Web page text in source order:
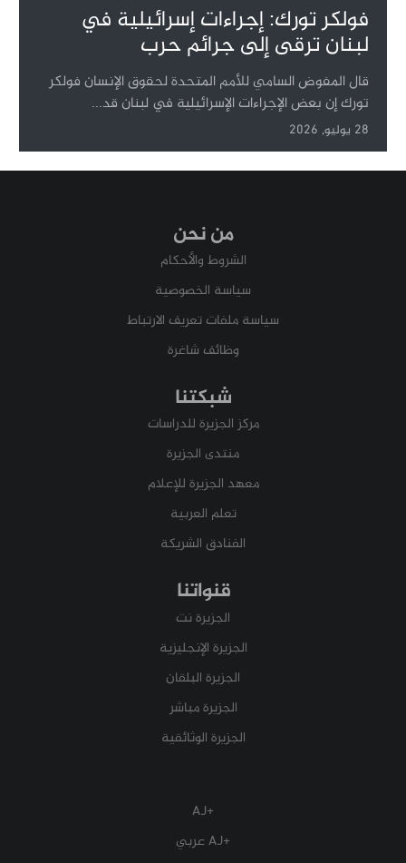
فولكر تورك: إجراءات إسرائيلية في
لبنان ترقى إلى جرائم حرب
قال المفوض السامي للأمم المتحدة لحقوق الإنسان فولكر
تورك إن بعض الإجراءات الإسرائيلية في لبنان قد...
28 يوليو, 2026
من نحن
الشروط والأحكام
سياسة الخصوصية
سياسة ملفات تعريف الارتباط
وظائف شاغرة
شبكتنا
مركز الجزيرة للدراسات
منتدى الجزيرة
معهد الجزيرة للإعلام
تعلم العربية
الفنادق الشريكة
قنواتنا
الجزيرة نت
الجزيرة الإنجليزية
الجزيرة البلقان
الجزيرة مباشر
الجزيرة الوثائقية
+AJ
+AJ عربي